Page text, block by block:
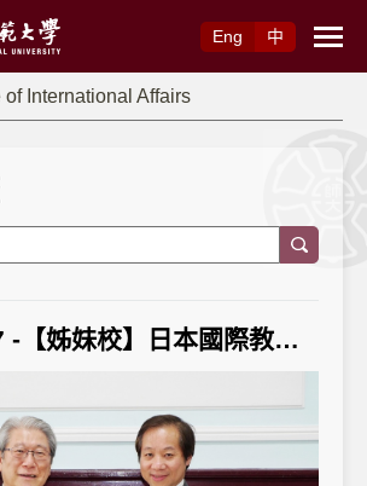
Eng
中
of International Affairs
2014/10/07 -【姊妹校】日本國際教養大學與師大簽約 促成臺日學術合作